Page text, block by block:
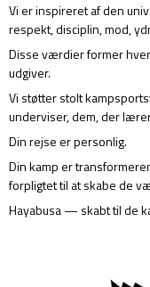
Vi er inspireret af den
respekt, disciplin, mod,
Disse værdier former
udgiver.
Vi støtter stolt
underviser, dem, der
Din rejse er personlig.
Din kamp er
forpligtet til at skabe de
Hayabusa — skabt til de